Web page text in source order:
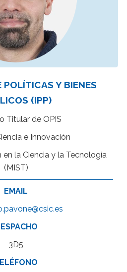
Y BIENES
(IPP)
Titular de OPIS
e Innovación
la Ciencia y la Tecnología
(MIST)
EMAIL
3D5